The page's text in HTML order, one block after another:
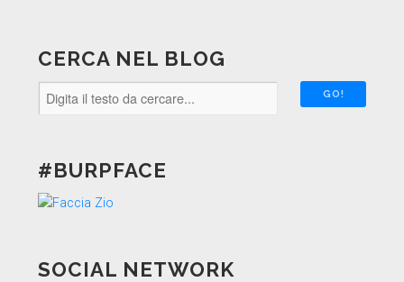
CERCA NEL BLOG
#BURPFACE
SOCIAL NETWORK